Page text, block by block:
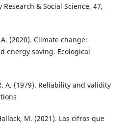
& Social Science, 47,
(2020). Climate change:
energy saving. Ecological
A. (1979). Reliability and validity
M. (2021). Las cifras que